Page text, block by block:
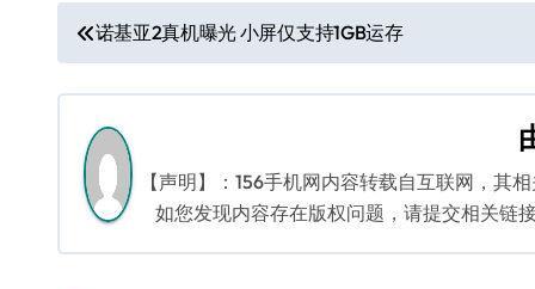
文
章
导
航
诺基亚2真机曝光 小屏仅支持1GB运存
【声明】：156手机网内容转载自互联网，其
如您发现内容存在版权问题，请提交相关链